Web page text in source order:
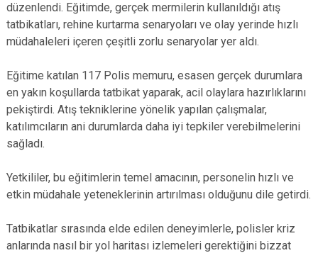
düzenlendi. Eğitimde, gerçek mermilerin kullanıldığı atış
tatbikatları, rehine kurtarma senaryoları ve olay yerinde hızlı
müdahaleleri içeren çeşitli zorlu senaryolar yer aldı.
Eğitime katılan 117 Polis memuru, esasen gerçek durumlara
en yakın koşullarda tatbikat yaparak, acil olaylara hazırlıklarını
pekiştirdi. Atış tekniklerine yönelik yapılan çalışmalar,
katılımcıların ani durumlarda daha iyi tepkiler verebilmelerini
sağladı.
Yetkililer, bu eğitimlerin temel amacının, personelin hızlı ve
etkin müdahale yeteneklerinin artırılması olduğunu dile getirdi.
Tatbikatlar sırasında elde edilen deneyimlerle, polisler kriz
anlarında nasıl bir yol haritası izlemeleri gerektiğini bizzat